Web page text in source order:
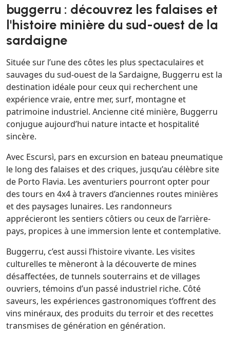
buggerru : découvrez les falaises et
l'histoire minière du sud-ouest de la
sardaigne
Située sur l’une des côtes les plus spectaculaires et
sauvages du sud-ouest de la Sardaigne, Buggerru est la
destination idéale pour ceux qui recherchent une
expérience vraie, entre mer, surf, montagne et
patrimoine industriel. Ancienne cité minière, Buggerru
conjugue aujourd’hui nature intacte et hospitalité
sincère.
Avec Escursì, pars en excursion en bateau pneumatique
le long des falaises et des criques, jusqu’au célèbre site
de Porto Flavia. Les aventuriers pourront opter pour
des tours en 4x4 à travers d’anciennes routes minières
et des paysages lunaires. Les randonneurs
apprécieront les sentiers côtiers ou ceux de l’arrière-
pays, propices à une immersion lente et contemplative.
Buggerru, c’est aussi l’histoire vivante. Les visites
culturelles te mèneront à la découverte de mines
désaffectées, de tunnels souterrains et de villages
ouvriers, témoins d’un passé industriel riche. Côté
saveurs, les expériences gastronomiques t’offrent des
vins minéraux, des produits du terroir et des recettes
transmises de génération en génération.